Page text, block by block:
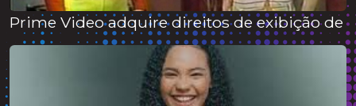
Prime Video adquire direitos de exibição de